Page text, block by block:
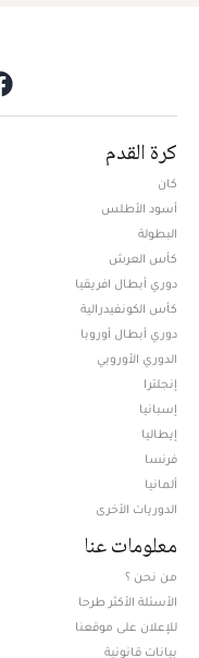
كرة القدم
كان
أسود الأطلس
البطولة
كأس العرش
دوري أبطال افريقيا
كأس الكونفيدرالية
دوري أبطال أوروبا
الدوري الأوروبي
إنجلترا
إسبانيا
إيطاليا
فرنسا
ألمانيا
الدوريات الأخرى
معلومات عنا
من نحن ؟
الأسئلة الأكثر طرحا
للإعلان على موقعنا
بيانات قانونية